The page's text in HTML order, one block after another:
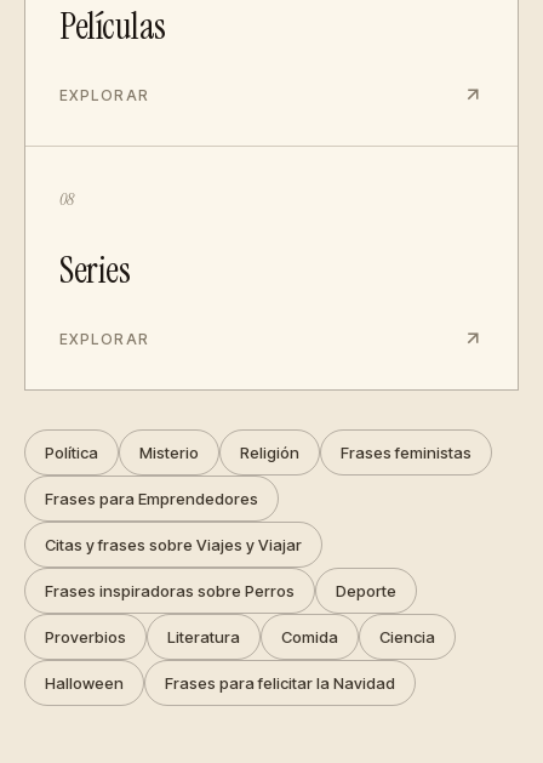
Películas
EXPLORAR
08
Series
EXPLORAR
Política Misterio Religión Frases feministas
Frases para Emprendedores
Citas y frases sobre Viajes y Viajar
Frases inspiradoras sobre Perros Deporte
Proverbios Literatura Comida Ciencia
Halloween Frases para felicitar la Navidad